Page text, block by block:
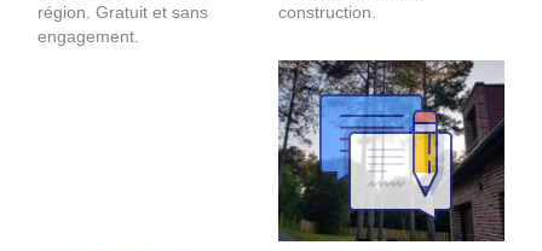
région. Gratuit et sans
engagement.
construction.